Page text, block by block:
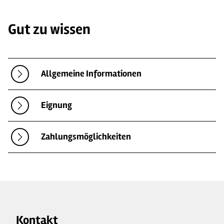
Gut zu wissen
Allgemeine Informationen
Eignung
Zahlungsmöglichkeiten
Kontakt